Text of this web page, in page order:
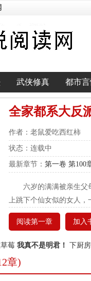
武侠修真 都市
全家都系大反
作者：老鼠爱吃西红柿
状态：连载中
最新章节： 第一卷 第100
六岁的满满被亲生
上跳下个仙女似的女人
阅读第一章 加入
莓 我真不是明君！ 下厨
章)